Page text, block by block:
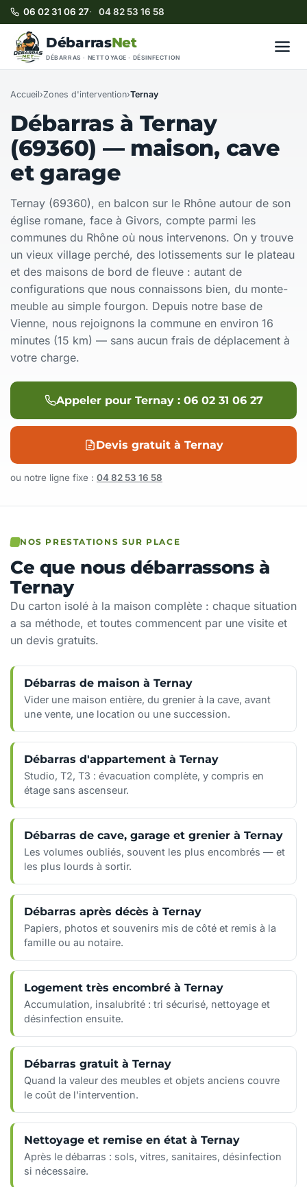
06 02 31 06 27 04 82 53 16 58
DébarrasNet
DÉBARRAS · NETTOYAGE · DÉSINFECTION
Accueil›Zones d'intervention›Ternay
Débarras à Ternay
(69360) — maison, cave
et garage
Ternay (69360), en balcon sur le Rhône autour de son
église romane, face à Givors, compte parmi les
communes du Rhône où nous intervenons. On y trouve
un vieux village perché, des lotissements sur le plateau
et des maisons de bord de fleuve : autant de
configurations que nous connaissons bien, du monte-
meuble au simple fourgon. Depuis notre base de
Vienne, nous rejoignons la commune en environ 16
minutes (15 km) — sans aucun frais de déplacement à
votre charge.
Appeler pour Ternay : 06 02 31 06 27
Devis gratuit à Ternay
ou notre ligne fixe : 04 82 53 16 58
NOS PRESTATIONS SUR PLACE
Ce que nous débarrassons à
Ternay
Du carton isolé à la maison complète : chaque situation
a sa méthode, et toutes commencent par une visite et
un devis gratuits.
Débarras de maison à Ternay
Vider une maison entière, du grenier à la cave, avant
une vente, une location ou une succession.
Débarras d'appartement à Ternay
Studio, T2, T3 : évacuation complète, y compris en
étage sans ascenseur.
Débarras de cave, garage et grenier à Ternay
Les volumes oubliés, souvent les plus encombrés — et
les plus lourds à sortir.
Débarras après décès à Ternay
Papiers, photos et souvenirs mis de côté et remis à la
famille ou au notaire.
Logement très encombré à Ternay
Accumulation, insalubrité : tri sécurisé, nettoyage et
désinfection ensuite.
Débarras gratuit à Ternay
Quand la valeur des meubles et objets anciens couvre
le coût de l'intervention.
Nettoyage et remise en état à Ternay
Après le débarras : sols, vitres, sanitaires, désinfection
si nécessaire.